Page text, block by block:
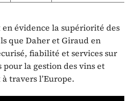
évidence la supériorité des
que Daher et Giraud en
fiabilité et services sur
la gestion des vins et
travers l’Europe.